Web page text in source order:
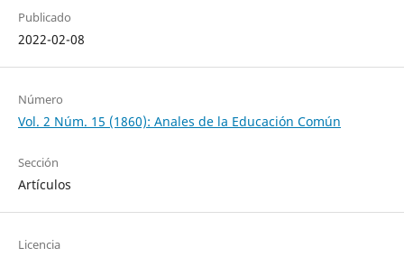
Publicado
2022-02-08
Número
Vol. 2 Núm. 15 (1860): Anales de la Educación Común
Sección
Artículos
Licencia